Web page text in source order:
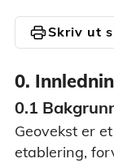
printSkriv ut
0.
0.1
Geovekst er
etablering,